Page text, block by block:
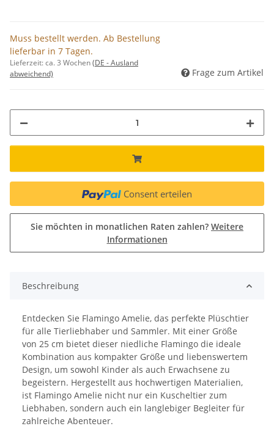
Muss bestellt werden. Ab Bestellung
lieferbar in 7 Tagen.
Lieferzeit:ca. 3 Wochen(DE - Ausland
abweichend)
Frage zum Artikel
Consent erteilen
Sie möchten in monatlichen Raten zahlen? Weitere
Informationen
Beschreibung
Entdecken Sie Flamingo Amelie, das perfekte Plüschtier
für alle Tierliebhaber und Sammler. Mit einer Größe
von 25 cm bietet dieser niedliche Flamingo die ideale
Kombination aus kompakter Größe und liebenswertem
Design, um sowohl Kinder als auch Erwachsene zu
begeistern. Hergestellt aus hochwertigen Materialien,
ist Flamingo Amelie nicht nur ein Kuscheltier zum
Liebhaben, sondern auch ein langlebiger Begleiter für
zahlreiche Abenteuer.